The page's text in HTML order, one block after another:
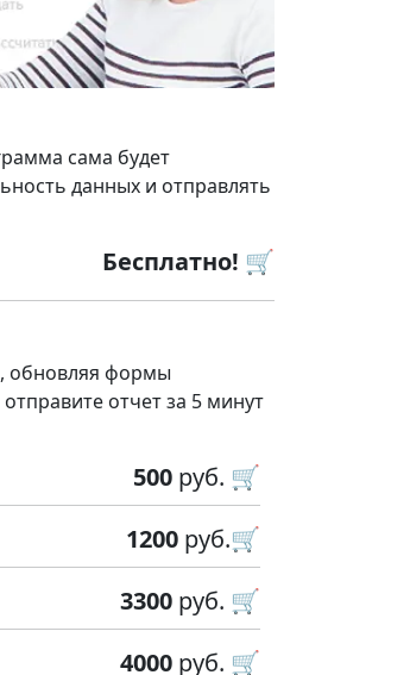
сама будет
данных и отправлять
Бесплатно! 🛒
обновляя формы
отчет за 5 минут
500 руб. 🛒
1200 руб.🛒
3300 руб. 🛒
4000 руб. 🛒